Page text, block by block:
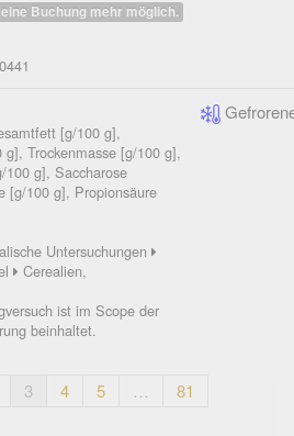
Buchung mehr möglich.
[g/100 g],
Trockenmasse [g/100 g],
g], Saccharose
[g/100 g], Propionsäure
Untersuchungen
Cerealien,
ist im Scope der
beinhaltet.
3 4 5 …
81